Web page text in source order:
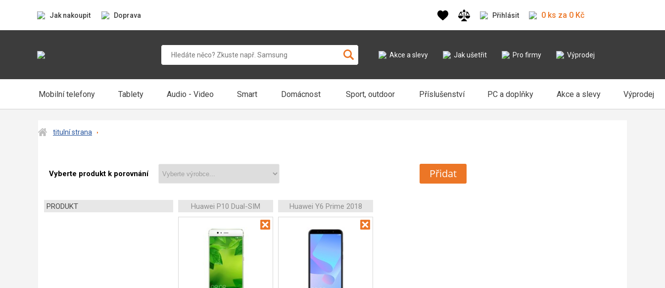
Jak nakoupit Doprava Přihlásit 0 ks za 0 Kč
Akce a slevy Jak ušetřit Pro firmy Výprodej
Mobilní telefony Tablety Audio - Video Smart Domácnost Sport, outdoor Příslušenství PC a doplňky Akce a slevy Výprodej
titulní strana
Vyberte produkt k porovnání Přidat
PRODUKT Huawei P10 Dual-SIM Huawei Y6 Prime 2018